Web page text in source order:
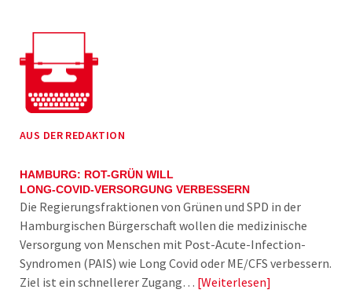
AUS DER REDAKTION
HAMBURG: ROT-GRÜN WILL
LONG-COVID-VERSORGUNG VERBESSERN
Die Regierungsfraktionen von Grünen und SPD in der
Hamburgischen Bürgerschaft wollen die medizinische
Versorgung von Menschen mit Post-Acute-Infection-
Syndromen (PAIS) wie Long Covid oder ME/CFS verbessern.
Ziel ist ein schnellerer Zugang… Weiterlesen